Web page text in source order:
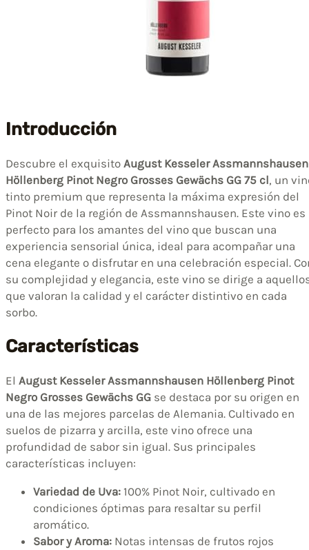
Introducción
Descubre el exquisito August Kesseler Assmannshausen
Höllenberg Pinot Negro Grosses Gewächs GG 75 cl, un
tinto premium que representa la máxima expresión del
Pinot Noir de la región de Assmannshausen. Este vino es
perfecto para los amantes del vino que buscan una
experiencia sensorial única, ideal para acompañar una
cena elegante o disfrutar en una celebración especial.
su complejidad y elegancia, este vino se dirige a
que valoran la calidad y el carácter distintivo en cada
sorbo.
Características
El August Kesseler Assmannshausen Höllenberg Pinot
Negro Grosses Gewächs GG se destaca por su origen en
una de las mejores parcelas de Alemania. Cultivado en
suelos de pizarra y arcilla, este vino ofrece una
profundidad de sabor sin igual. Sus principales
características incluyen:
Variedad de Uva: 100% Pinot Noir, cultivado en
condiciones óptimas para resaltar su perfil
aromático.
Sabor y Aroma: Notas intensas de frutos rojos